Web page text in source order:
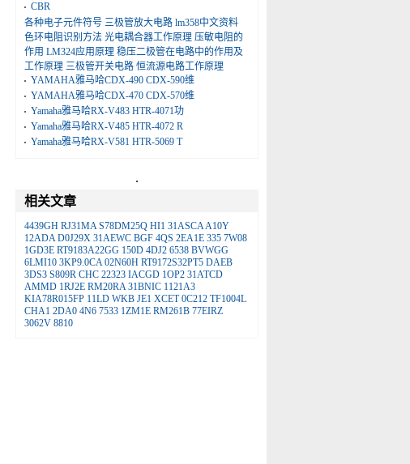
CBR
各种电子元件符号 三极管放大电路 lm358中文资料
色环电阻识别方法 光电耦合器工作原理 压敏电阻的
作用 LM324应用原理 稳压二极管在电路中的作用及
工作原理 三极管开关电路 恒流源电路工作原理
YAMAHA雅马哈CDX-490 CDX-590维
YAMAHA雅马哈CDX-470 CDX-570维
Yamaha雅马哈RX-V483 HTR-4071功
Yamaha雅马哈RX-V485 HTR-4072 R
Yamaha雅马哈RX-V581 HTR-5069 T
.
相关文章
4439GH RJ31MA S78DM25Q HI1 31ASCAA10Y
12ADA D0J29X 31AEWC BGF 4QS 2EA1E 335 7W08
1GD3E RT9183A22GG 150D 4DJ2 6538 BVWGG
6LMI10 3KP9.0CA 02N60H RT9172S32PT5 DAEB
3DS3 S809R CHC 22323 IACGD 1OP2 31ATCD
AMMD 1RJ2E RM20RA 31BNIC 1121A3
KIA78R015FP 11LD WKB JE1 XCET 0C212 TF1004L
CHA1 2DA0 4N6 7533 1ZM1E RM261B 77EIRZ
3062V 8810